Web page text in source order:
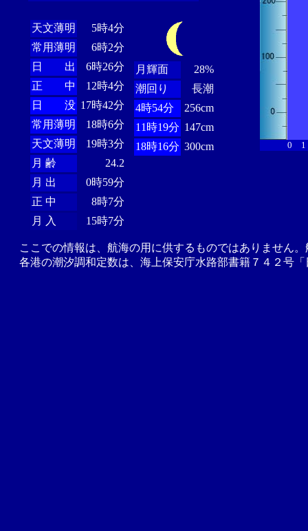
天文薄明
5時4分
常用薄明
6時2分
日 出
6時26分
正 中
12時4分
日 没 17時42分
常用薄明
18時6分
天文薄明
19時3分
月 齢
24.2
月 出
0時59分
正 中
8時7分
月 入
15時7分
月輝面
28%
潮回り
長潮
4時54分
256cm
11時19分 147cm
18時16分 300cm 0 1
ここでの情報は、航海の用に供するものではありません
各港の潮汐調和定数は、海上保安庁水路部書籍７４２号